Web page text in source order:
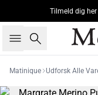
Tilmeld dig
Søg
Matinique Udforsk Alle